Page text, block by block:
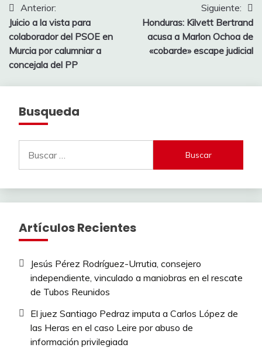
Navegación
de
entradas
Anterior:
Juicio a la vista para
colaborador del PSOE en
Murcia por calumniar a
concejala del PP
Siguiente:
Honduras: Kilvett Bertrand
acusa a Marlon Ochoa de
«cobarde» escape judicial
Busqueda
Artículos Recientes
Jesús Pérez Rodríguez-Urrutia, consejero
independiente, vinculado a maniobras en el rescate
de Tubos Reunidos
El juez Santiago Pedraz imputa a Carlos López de
las Heras en el caso Leire por abuso de
información privilegiada